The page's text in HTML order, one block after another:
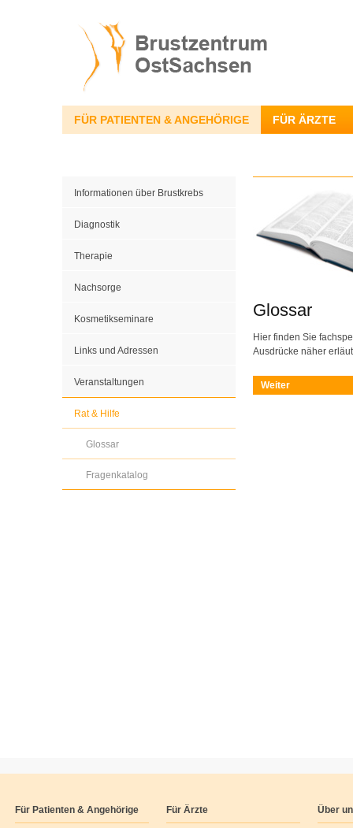
FÜR PATIENTEN & ANGEHÖRIGE FÜR ÄRZTE
Informationen über Brustkrebs
Diagnostik
Therapie
Nachsorge
Kosmetikseminare
Links und Adressen
Veranstaltungen
Rat & Hilfe
Glossar
Fragenkatalog
Glossar
Hier finden Sie
Ausdrücke näher
Weiter
Für Patienten & Angehörige Für Ärzte Über